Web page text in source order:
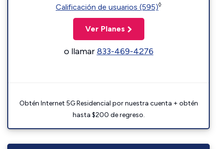
Calificación de usuarios (595)◊
Ver Planes
o llamar833-469-4276
Obtén Internet 5G Residencial por nuestra cuenta + obtén
hasta $200 de regreso.